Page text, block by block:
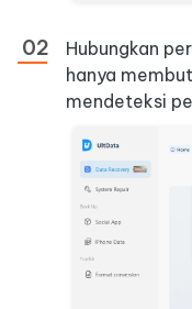
Hubungkan
hanya
mendeteksi